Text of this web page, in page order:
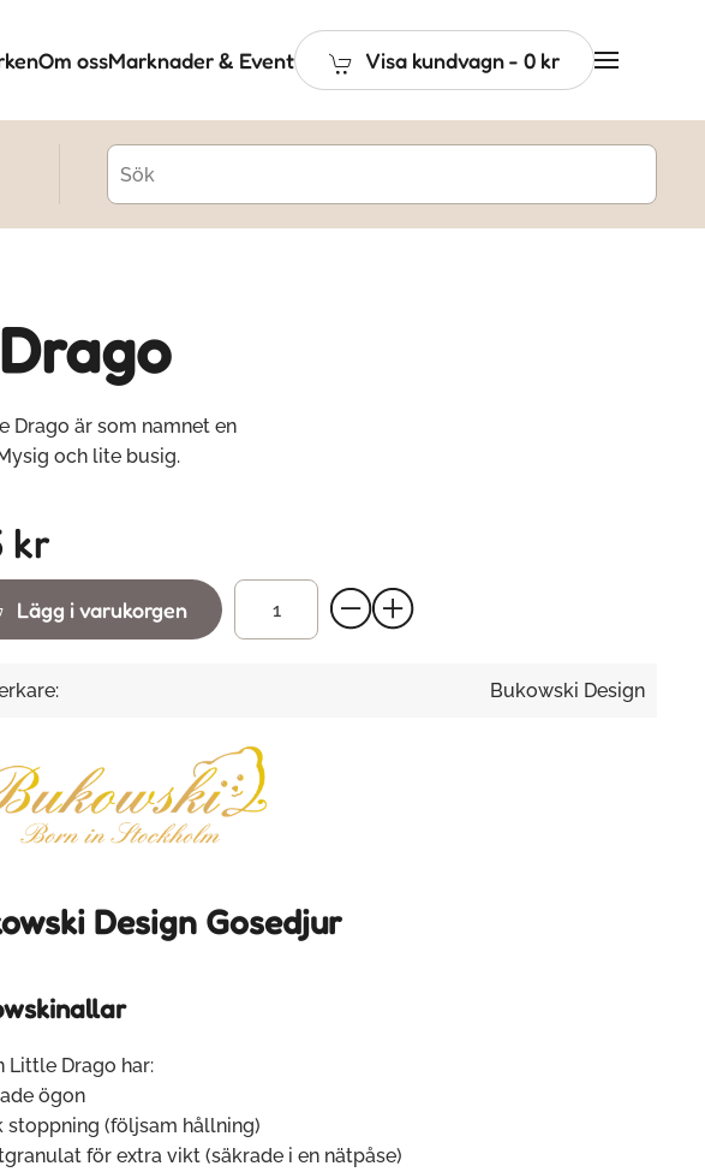
Om ossMarknader & Event Visa kundvagn- 0 kr
Drago är som namnet en
och lite busig.
kr
Lägg i varukorgen
Bukowski Design
Design Gosedjur
Little Drago har:
ögon
stoppning (följsam hållning)
för extra vikt (säkrade i en nätpåse)